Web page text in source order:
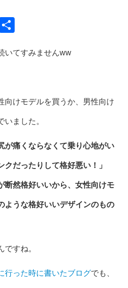
H
いてすみませんww
向けモデルを買うか、男性向け
いました。
が痛くならなくて乗り心地がい
だったりして格好悪い！」
断然格好いいから、女性向けモ
ような格好いいデザインのもの
ですね。
行った時に書いたブログでも、